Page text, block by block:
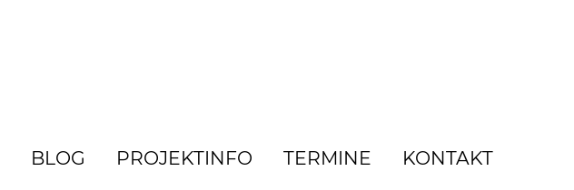
BLOG PROJEKTINFO TERMINE KONTAKT